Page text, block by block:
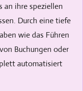
an ihre speziellen
Durch eine tiefe
wie das Führen
Buchungen oder
automatisiert